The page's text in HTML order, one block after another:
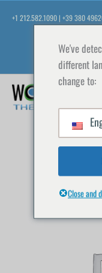
Inhalt+1 212.582.1090 | +39 380
We've
different
change to:
Close and